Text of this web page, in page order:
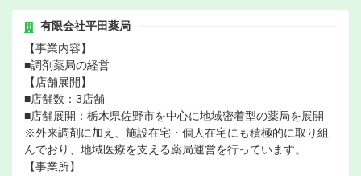
有限会社平田薬局
【事業内容】
■調剤薬局の経営
【店舗展開】
■店舗数：3店舗
■店舗展開：栃木県佐野市を中心に地域密着型の薬局を展開
※外来調剤に加え、施設在宅・個人在宅にも積極的に取り組
んでおり、地域医療を支える薬局運営を行っています。
【事業所】